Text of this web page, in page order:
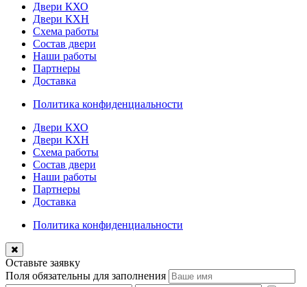
Двери КХО
Двери КХН
Схема работы
Состав двери
Наши работы
Партнеры
Доставка
Политика конфиденциальности
Двери КХО
Двери КХН
Схема работы
Состав двери
Наши работы
Партнеры
Доставка
Политика конфиденциальности
Оставьте заявку
Поля обязательны для заполнения